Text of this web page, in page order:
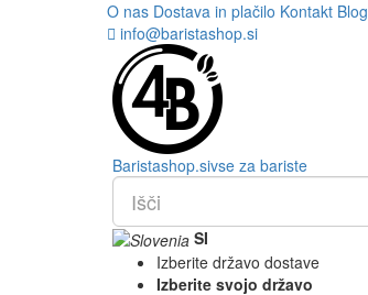
O nas Dostava in plačilo Kontakt Blog
info@baristashop.si
Baristashop.sivse za bariste
SI
Izberite državo dostave
Izberite svojo državo